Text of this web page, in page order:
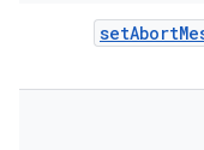
setAbort